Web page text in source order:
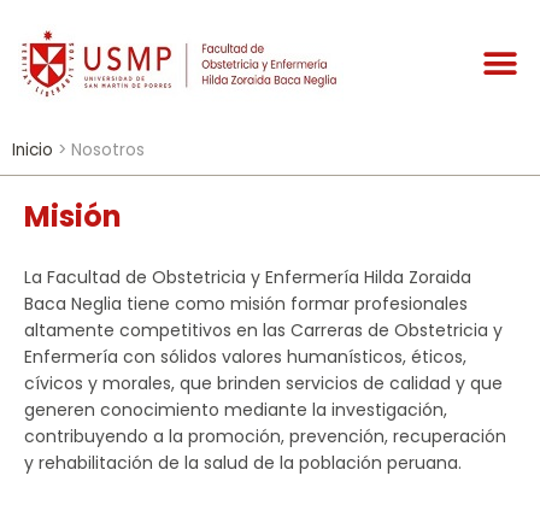
Inicio > Nosotros
Misión
La Facultad de Obstetricia y Enfermería Hilda Zoraida
Baca Neglia tiene como misión formar profesionales
altamente competitivos en las Carreras de Obstetricia y
Enfermería con sólidos valores humanísticos, éticos,
cívicos y morales, que brinden servicios de calidad y que
generen conocimiento mediante la investigación,
contribuyendo a la promoción, prevención, recuperación
y rehabilitación de la salud de la población peruana.